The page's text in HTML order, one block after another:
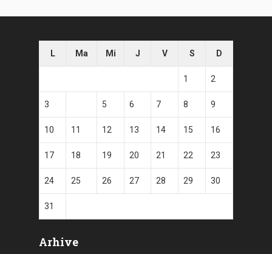
L Ma Mi J V S D
1 2
3 5 6 7 8 9
10 11 12 13 14 15 16
17 18 19 20 21 22 23
24 25 26 27 28 29 30
31
Arhive